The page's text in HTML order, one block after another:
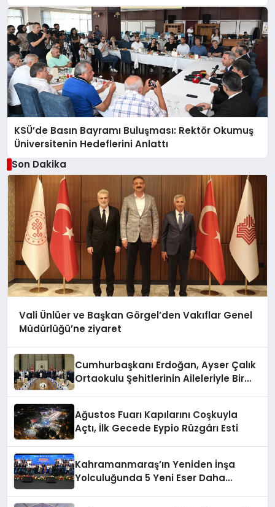
KSÜ’de Basın Bayramı Buluşması: Rektör Okumuş
Üniversitenin Hedeflerini Anlattı
Son Dakika
Vali Ünlüer ve Başkan Görgel’den Vakıflar Genel
Müdürlüğü’ne ziyaret
Cumhurbaşkanı Erdoğan, Ayser Çalık
Ortaokulu Şehitlerinin Aileleriyle Bir
Ağustos Fuarı Kapılarını Coşkuyla
Açtı, İlk Gecede Eypio Rüzgârı Esti
Kahramanmaraş’ın Yeniden İnşa
Yolculuğunda 5 Yeni Eser Daha